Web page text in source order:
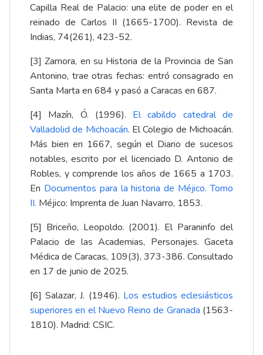
Capilla Real de Palacio: una elite de poder en el
reinado de Carlos II (1665-1700). Revista de
Indias, 74(261), 423-52.
[3] Zamora, en su Historia de la Provincia de San
Antonino, trae otras fechas: entró consagrado en
Santa Marta en 684 y pasó a Caracas en 687.
[4] Mazín, Ó. (1996). El cabildo catedral de
Valladolid de Michoacán. El Colegio de Michoacán.
Más bien en 1667, según el Diario de sucesos
notables, escrito por el licenciado D. Antonio de
Robles, y comprende los años de 1665 a 1703.
En Documentos para la historia de Méjico. Tomo
II. Méjico: Imprenta de Juan Navarro, 1853.
[5] Briceño, Leopoldo. (2001). El Paraninfo del
Palacio de las Academias, Personajes. Gaceta
Médica de Caracas, 109(3), 373-386. Consultado
en 17 de junio de 2025.
[6] Salazar, J. (1946). Los estudios eclesiásticos
superiores en el Nuevo Reino de Granada (1563-
1810). Madrid: CSIC.